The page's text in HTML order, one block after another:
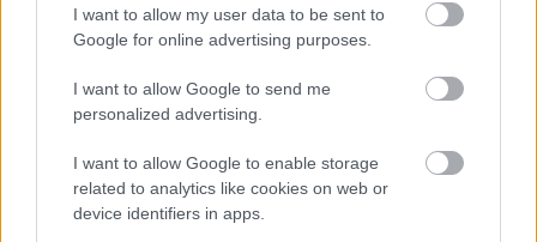
I want to allow my user data to be sent to
Google for online advertising purposes.
I want to allow Google to send me
personalized advertising.
I want to allow Google to enable storage
related to analytics like cookies on web or
device identifiers in apps.
Αλλά και το σύστημα πέδησης προέρχεται από
μεγαλύτερου κυβισμού μοτοσυκλέτες. Βασίζεται σε μια
ακτινική δαγκάνα (συνδεδεμένη με την αντλία με